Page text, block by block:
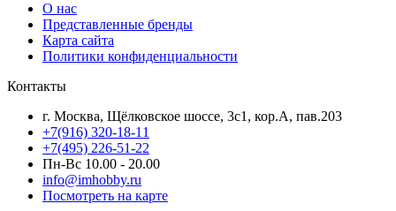
О нас
Представленные бренды
Карта сайта
Политики конфиденциальности
Контакты
г. Москва, Щёлковское шоссе, 3с1, кор.А, пав.203
+7(916) 320-18-11
+7(495) 226-51-22
Пн-Вс 10.00 - 20.00
info@imhobby.ru
Посмотреть на карте